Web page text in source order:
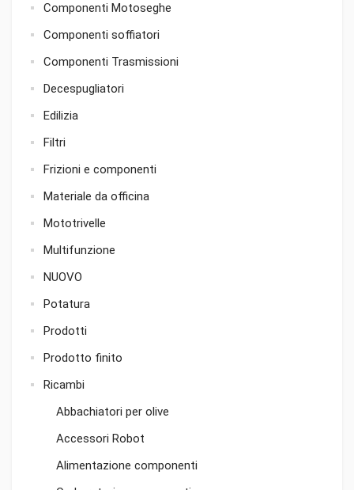
Componenti Motoseghe
Componenti soffiatori
Componenti Trasmissioni
Decespugliatori
Edilizia
Filtri
Frizioni e componenti
Materiale da officina
Mototrivelle
Multifunzione
NUOVO
Potatura
Prodotti
Prodotto finito
Ricambi
Abbachiatori per olive
Accessori Robot
Alimentazione componenti